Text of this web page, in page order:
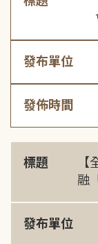
發布單位
發佈時間
標題
融
發布單位